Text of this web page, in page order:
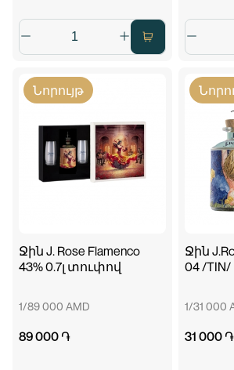
Նորույթ
Ջին J. Rose Flamenco
43% 0.7լ տուփով
1/89 000 AMD
89 000 ֏
Ջին
04 /TIN/
1/31 000
31 000 ֏